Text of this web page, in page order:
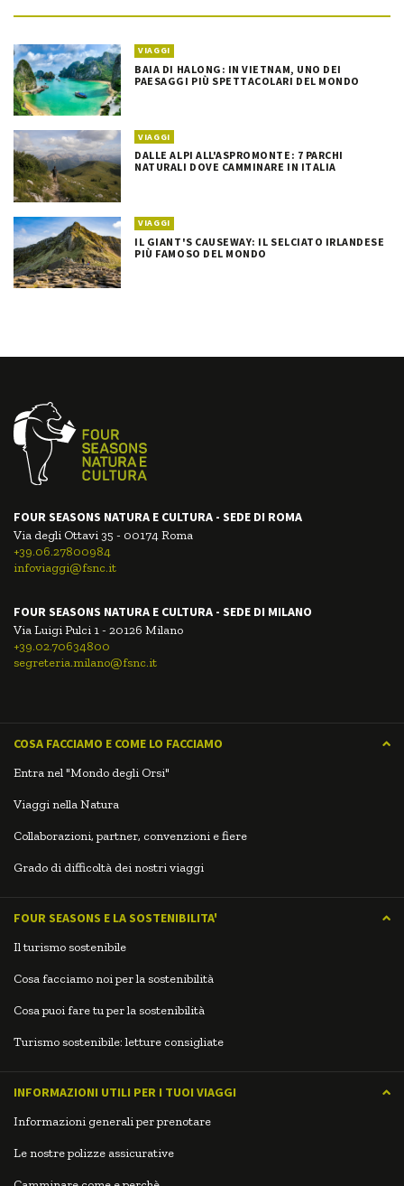
VIAGGI
BAIA DI HALONG: IN VIETNAM, UNO DEI
PAESAGGI PIÙ SPETTACOLARI DEL MONDO
VIAGGI
DALLE ALPI ALL'ASPROMONTE: 7 PARCHI
NATURALI DOVE CAMMINARE IN ITALIA
VIAGGI
IL GIANT'S CAUSEWAY: IL SELCIATO IRLANDESE
PIÙ FAMOSO DEL MONDO
FOUR SEASONS NATURA E CULTURA - SEDE DI ROMA
Via degli Ottavi 35 - 00174 Roma
+39.06.27800984
infoviaggi@fsnc.it
FOUR SEASONS NATURA E CULTURA - SEDE DI MILANO
Via Luigi Pulci 1 - 20126 Milano
+39.02.70634800
segreteria.milano@fsnc.it
COSA FACCIAMO E COME LO FACCIAMO
Entra nel "Mondo degli Orsi"
Viaggi nella Natura
Collaborazioni, partner, convenzioni e fiere
Grado di difficoltà dei nostri viaggi
FOUR SEASONS E LA SOSTENIBILITA'
Il turismo sostenibile
Cosa facciamo noi per la sostenibilità
Cosa puoi fare tu per la sostenibilità
Turismo sostenibile: letture consigliate
INFORMAZIONI UTILI PER I TUOI VIAGGI
Informazioni generali per prenotare
Le nostre polizze assicurative